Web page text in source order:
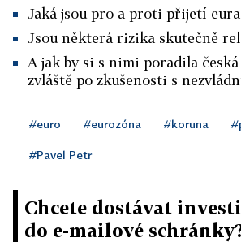
Jaká jsou pro a proti přijetí
Jsou některá rizika skutečně
A jak by si s nimi poradila
zvláště po zkušenosti s
#euro #eurozóna #koruna
#Pavel Petr
Chcete dostávat
do e-mailové